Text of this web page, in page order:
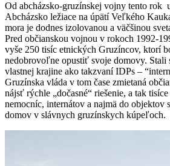
Od abcházsko-gruzínskej vojny tento rok
Abcházsko ležiace na úpätí Veľkého
mora je dodnes izolovanou a väčšinou
Pred občianskou vojnou v rokoch 1992-
vyše 250 tisíc etnických Gruzíncov, ktorí
nedobrovoľne opustiť svoje domovy. Stali
vlastnej krajine ako takzvaní IDPs –
Gruzínska vláda v tom čase zmietaná
nájsť rýchle „dočasné“ riešenie, a tak
nemocníc, internátov a najmä do objektov
domov v slávnych gruzínskych kúpeľoch.